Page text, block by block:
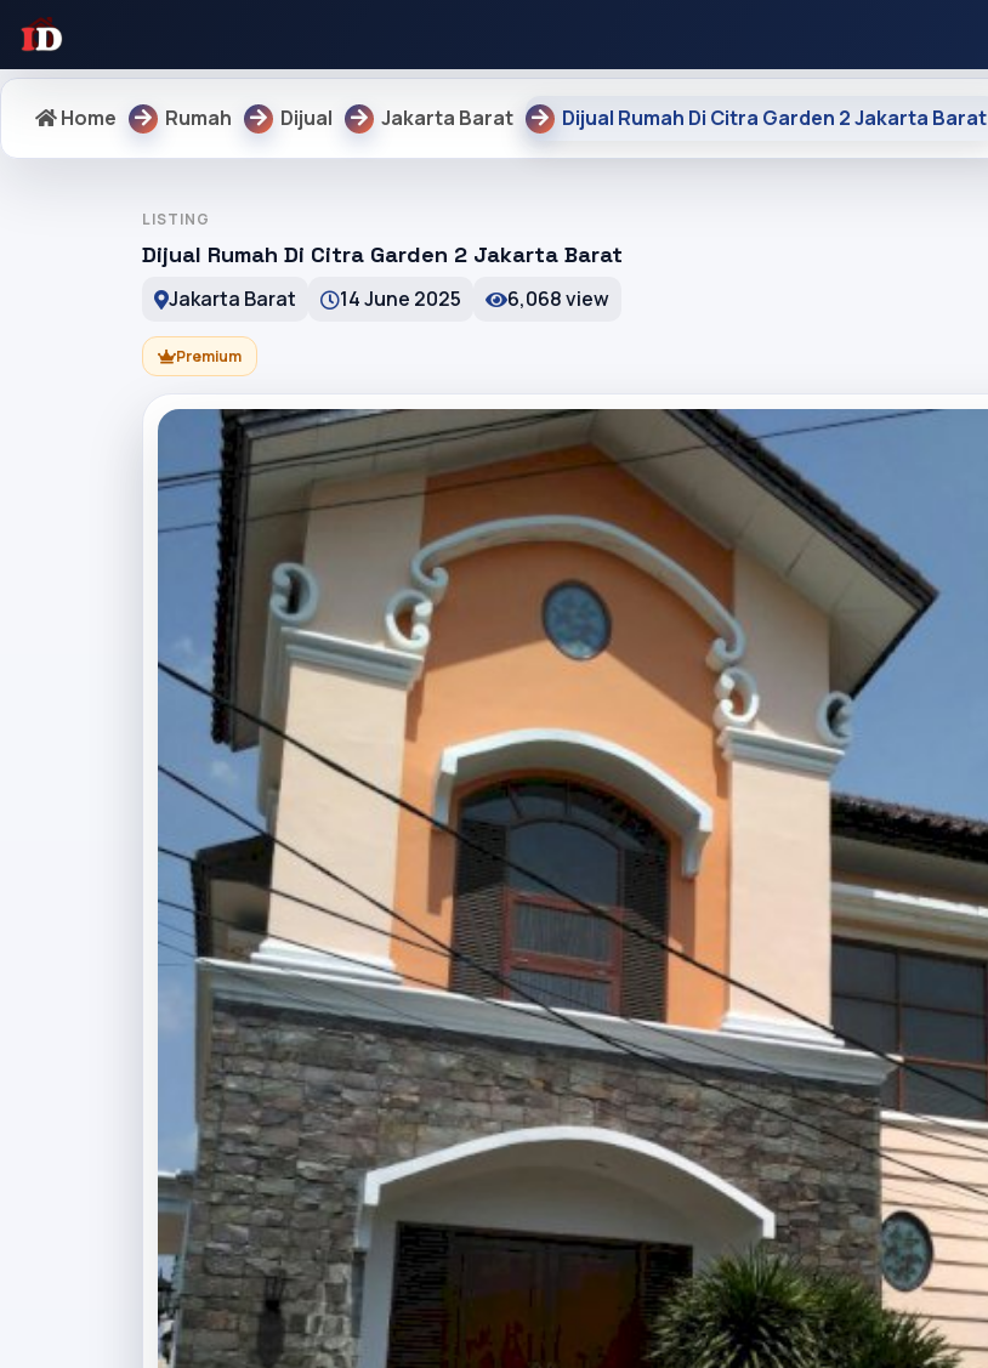
Home Rumah Dijual Jakarta Barat Dijual Rumah Di Citra Garden 2 Jakarta Barat
LISTING
Dijual Rumah Di Citra Garden 2 Jakarta Barat
Jakarta Barat 14 June 2025 6,068 view
Premium